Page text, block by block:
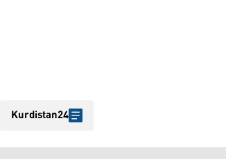
Kurdistan24